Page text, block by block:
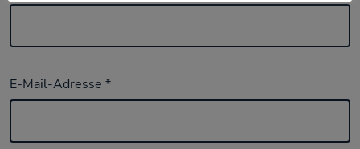
E-Mail-Adresse*